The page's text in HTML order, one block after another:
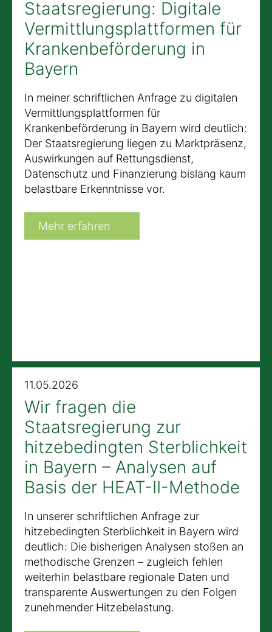
Staatsregierung: Digitale
Vermittlungsplattformen für
Krankenbeförderung in
Bayern
In meiner schriftlichen Anfrage zu digitalen
Vermittlungsplattformen für
Krankenbeförderung in Bayern wird deutlich:
Der Staatsregierung liegen zu Marktpräsenz,
Auswirkungen auf Rettungsdienst,
Datenschutz und Finanzierung bislang kaum
belastbare Erkenntnisse vor.
Mehr erfahren
11.05.2026
Wir fragen die
Staatsregierung zur
hitzebedingten Sterblichkeit
in Bayern – Analysen auf
Basis der HEAT-II-Methode
In unserer schriftlichen Anfrage zur
hitzebedingten Sterblichkeit in Bayern wird
deutlich: Die bisherigen Analysen stoßen an
methodische Grenzen – zugleich fehlen
weiterhin belastbare regionale Daten und
transparente Auswertungen zu den Folgen
zunehmender Hitzebelastung.